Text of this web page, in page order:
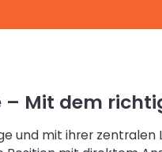
Mit dem
und mit ihrer